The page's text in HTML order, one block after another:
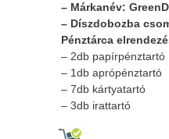
– Márkanév:
– Díszdobozba
Pénztárca
– 2db papírpénztartó
– 1db aprópénztartó
– 7db kártyatartó
– 3db irattartó